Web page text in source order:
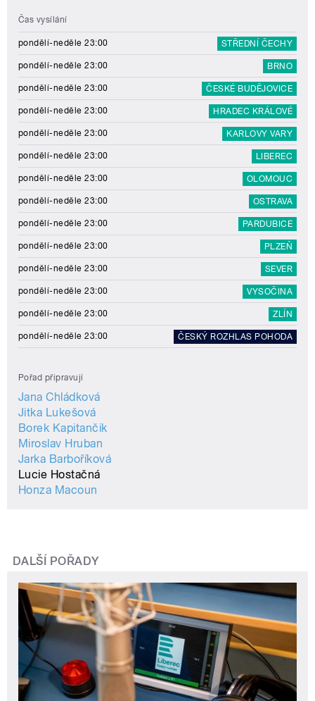
Čas vysílání
pondělí-neděle 23:00 STŘEDNÍ ČECHY
pondělí-neděle 23:00 BRNO
pondělí-neděle 23:00 ČESKÉ BUDĚJOVICE
pondělí-neděle 23:00 HRADEC KRÁLOVÉ
pondělí-neděle 23:00 KARLOVY VARY
pondělí-neděle 23:00 LIBEREC
pondělí-neděle 23:00 OLOMOUC
pondělí-neděle 23:00 OSTRAVA
pondělí-neděle 23:00 PARDUBICE
pondělí-neděle 23:00 PLZEŇ
pondělí-neděle 23:00 SEVER
pondělí-neděle 23:00 VYSOČINA
pondělí-neděle 23:00 ZLÍN
pondělí-neděle 23:00 ČESKÝ ROZHLAS POHODA
Pořad připravují
Jana Chládková
Jitka Lukešová
Borek Kapitančik
Miroslav Hruban
Jarka Barboříková
Lucie Hostačná
Honza Macoun
DALŠÍ POŘADY